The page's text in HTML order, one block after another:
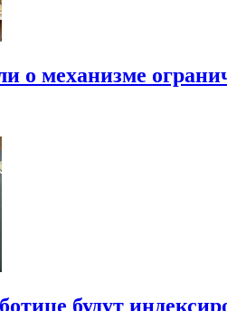
о механизме
будут